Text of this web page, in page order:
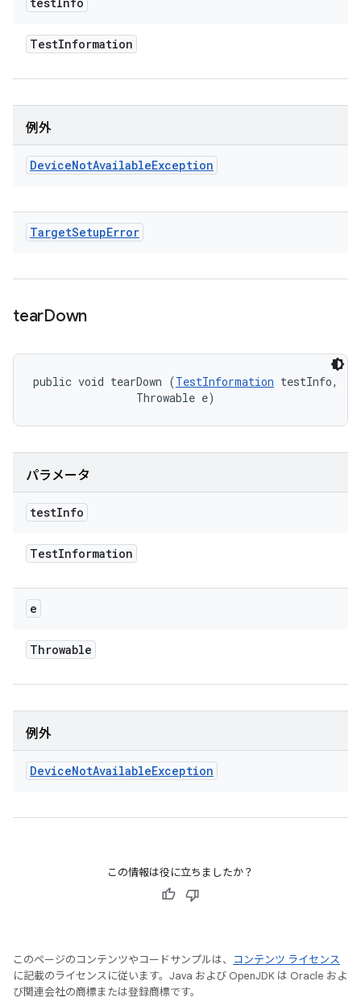
TestInformation
例外
DeviceNotAvailableException
TargetSetupError
tearDown
public void tearDown (TestInformation testInfo,
                Throwable e)
パラメータ
testInfo
TestInformation
e
Throwable
例外
DeviceNotAvailableException
この情報は役に立ちましたか？
このページのコンテンツやコードサンプルは、
コンテンツ ライセンス
に記載のライセンスに従います。Java および OpenJDK は Oracle およ
び関連会社の商標または登録商標です。